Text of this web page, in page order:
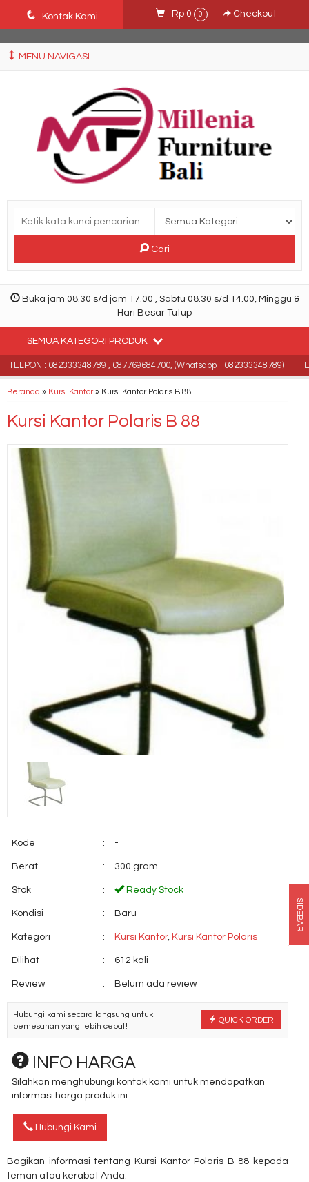
Ffn26mCseQzwzJTw3smpNE8Nti1cAw6hYZWaSDjvoqs
q Kontak Kami Rp 0 0 Checkout
MENU NAVIGASI
Cari
Buka jam 08.30 s/d jam 17.00 , Sabtu 08.30 s/d 14.00, Minggu &
Hari Besar Tutup
SEMUA KATEGORI PRODUK
TELPON : 082333348789 , 087769684700, (Whatsapp - 082333348789)
Beranda » Kursi Kantor» Kursi Kantor Polaris B 88
Kursi Kantor Polaris B 88
Kode : -
Berat : 300 gram
Stok : Ready Stock
Kondisi : Baru
Kategori : Kursi Kantor, Kursi Kantor Polaris
Dilihat : 612 kali
Review : Belum ada review
QUICK ORDER
Hubungi kami secara langsung untuk
pemesanan yang lebih cepat!
INFO HARGA
Silahkan menghubungi kontak kami untuk mendapatkan
informasi harga produk ini.
Hubungi Kami
Bagikan informasi tentang Kursi Kantor Polaris B 88 kepada
teman atau kerabat Anda.
SIDEBAR